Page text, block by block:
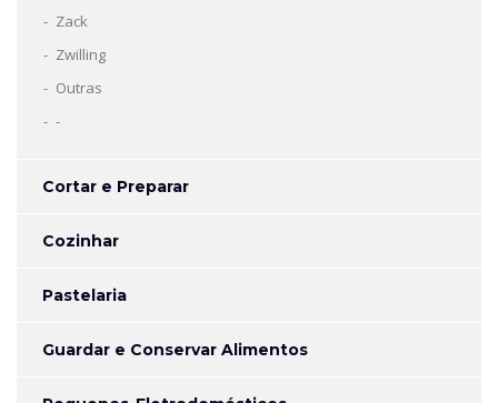
Zack
Zwilling
Outras
-
Cortar e Preparar
Cozinhar
Pastelaria
Guardar e Conservar Alimentos